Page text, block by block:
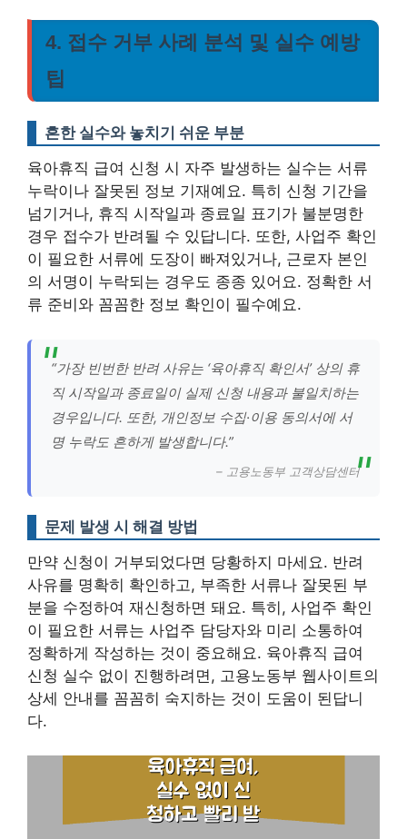
4. 접수 거부 사례 분석 및 실수 예방
팁
흔한 실수와 놓치기 쉬운 부분
육아휴직 급여 신청 시 자주 발생하는 실수는 서류
누락이나 잘못된 정보 기재예요. 특히 신청 기간을
넘기거나, 휴직 시작일과 종료일 표기가 불분명한
경우 접수가 반려될 수 있답니다. 또한, 사업주 확인
이 필요한 서류에 도장이 빠져있거나, 근로자 본인
의 서명이 누락되는 경우도 종종 있어요. 정확한 서
류 준비와 꼼꼼한 정보 확인이 필수예요.
“가장 빈번한 반려 사유는 ‘육아휴직 확인서’ 상의 휴
직 시작일과 종료일이 실제 신청 내용과 불일치하는
경우입니다. 또한, 개인정보 수집·이용 동의서에 서
명 누락도 흔하게 발생합니다.”
– 고용노동부 고객상담센터
문제 발생 시 해결 방법
만약 신청이 거부되었다면 당황하지 마세요. 반려
사유를 명확히 확인하고, 부족한 서류나 잘못된 부
분을 수정하여 재신청하면 돼요. 특히, 사업주 확인
이 필요한 서류는 사업주 담당자와 미리 소통하여
정확하게 작성하는 것이 중요해요. 육아휴직 급여
신청 실수 없이 진행하려면, 고용노동부 웹사이트의
상세 안내를 꼼꼼히 숙지하는 것이 도움이 된답니
다.